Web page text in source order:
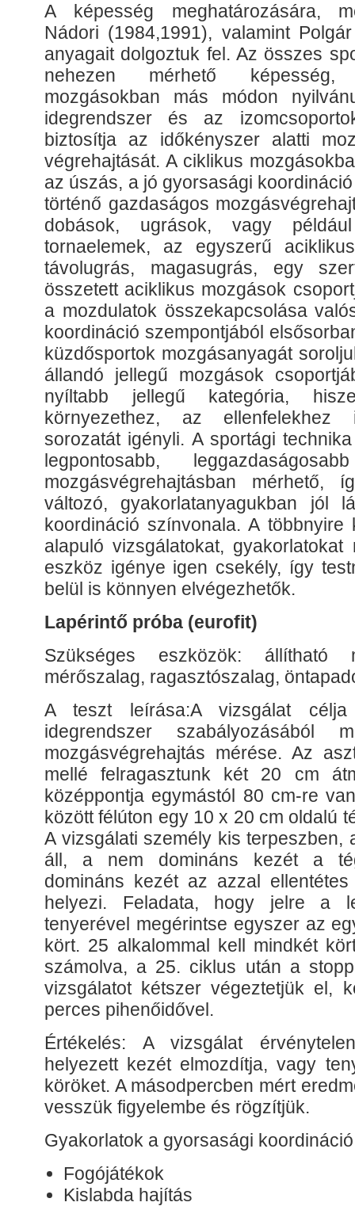
A képesség meghatározására,
Nádori (1984,1991), valamint
anyagait dolgoztuk fel. Az összes
nehezen mérhető
mozgásokban más módon
idegrendszer és az
biztosítja az időkényszer alatti
végrehajtását. A ciklikus
az úszás, a jó gyorsasági
történő gazdaságos
dobások, ugrások, vagy
tornaelemek, az egyszerű
távolugrás, magasugrás, egy
összetett aciklikus mozgások
a mozdulatok összekapcsolása
koordináció szempontjából
küzdősportok mozgásanyagát
állandó jellegű mozgások
nyíltabb jellegű kategória,
környezethez, az ellenfelekhez
sorozatát igényli. A sportági
legpontosabb,
mozgásvégrehajtásban mérhető,
változó, gyakorlatanyagukban jól
koordináció színvonala. A többnyire
alapuló vizsgálatokat,
eszköz igénye igen csekély, így
belül is könnyen elvégezhetők.
Lapérintő próba (eurofit)
Szükséges eszközök: állítható
mérőszalag, ragasztószalag,
A teszt leírása:A vizsgálat
idegrendszer szabályozásából
mozgásvégrehajtás mérése. Az
mellé felragasztunk két 20 cm
középpontja egymástól 80 cm-re
között félúton egy 10 x 20 cm oldalú
A vizsgálati személy kis terpeszben,
áll, a nem domináns kezét a
domináns kezét az azzal
helyezi. Feladata, hogy jelre a
tenyerével megérintse egyszer az
kört. 25 alkalommal kell mindkét
számolva, a 25. ciklus után a
vizsgálatot kétszer végeztetjük el,
perces pihenőidővel.
Értékelés: A vizsgálat
helyezett kezét elmozdítja, vagy
köröket. A másodpercben mért
vesszük figyelembe és rögzítjük.
Gyakorlatok a gyorsasági
Fogójátékok
Kislabda hajítás